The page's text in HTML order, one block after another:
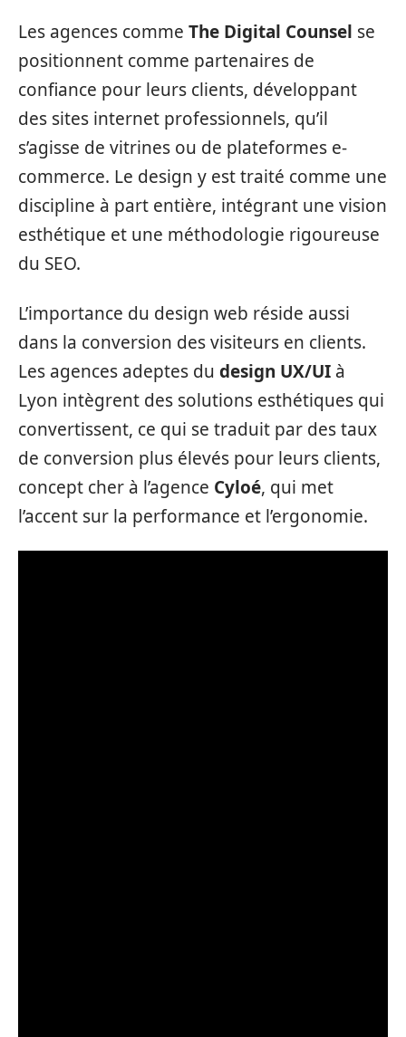
Les agences comme The Digital Counsel se
positionnent comme partenaires de
confiance pour leurs clients, développant
des sites internet professionnels, qu’il
s’agisse de vitrines ou de plateformes e-
commerce. Le design y est traité comme une
discipline à part entière, intégrant une vision
esthétique et une méthodologie rigoureuse
du SEO.
L’importance du design web réside aussi
dans la conversion des visiteurs en clients.
Les agences adeptes du design UX/UI à
Lyon intègrent des solutions esthétiques qui
convertissent, ce qui se traduit par des taux
de conversion plus élevés pour leurs clients,
concept cher à l’agence Cyloé, qui met
l’accent sur la performance et l’ergonomie.